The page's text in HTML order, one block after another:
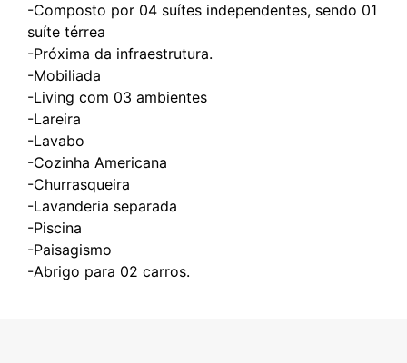
-Composto por 04 suítes independentes, sendo 01
suíte térrea
-Próxima da infraestrutura.
-Mobiliada
-Living com 03 ambientes
-Lareira
-Lavabo
-Cozinha Americana
-Churrasqueira
-Lavanderia separada
-Piscina
-Paisagismo